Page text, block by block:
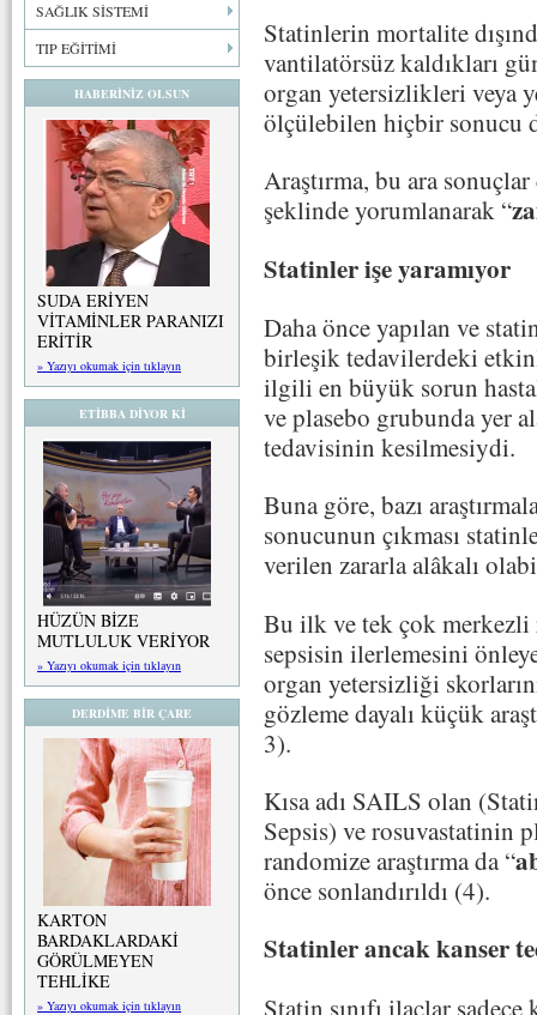
SAĞLIK SİSTEMİ
TIP EĞİTİMİ
HABERİNİZ OLSUN
SUDA ERİYEN
VİTAMİNLER PARANIZI
ERİTİR
» Yazıyı okumak için tıklayın
ETİBBA DİYOR Kİ
HÜZÜN BİZE
MUTLULUK VERİYOR
» Yazıyı okumak için tıklayın
DERDİME BİR ÇARE
KARTON
BARDAKLARDAKİ
GÖRÜLMEYEN
TEHLİKE
» Yazıyı okumak için tıklayın
Statinlerin mortalite
vantilatörsüz kaldıkları
organ yetersizlikleri veya
ölçülebilen hiçbir sonucu
Araştırma, bu ara sonuçlar
şeklinde yorumlanarak “
Statinler işe yaramıyor
Daha önce yapılan ve
birleşik tedavilerdeki
ilgili en büyük sorun
ve plasebo grubunda yer
tedavisinin kesilmesiydi.
Buna göre, bazı
sonucunun çıkması
verilen zararla alâkalı
Bu ilk ve tek çok merkezli
sepsisin ilerlemesini
organ yetersizliği
gözleme dayalı küçük
3).
Kısa adı SAILS olan
Sepsis) ve rosuvastatinin
randomize araştırma da “
önce sonlandırıldı (4).
Statinler ancak kanser
Statin sınıfı ilaçlar